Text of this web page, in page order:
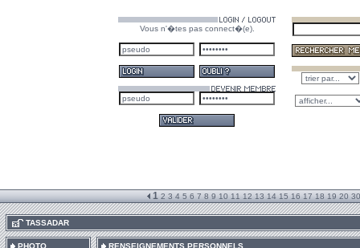
Vous n'�tes pas connect�(e).
1 2 3 4 5 6 7 8 9 10 11 12 13 14 15 16 17 18 19 20 30
TASSADAR
PHOTO
RENSEIGNEMENTS PERSONNELS